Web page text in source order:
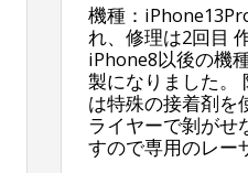
機種：
れ、修理は2回目
iPhone8以後の機
製になりました。
は特殊の接着剤を
ライヤーで剝がせ
すので専用のレー